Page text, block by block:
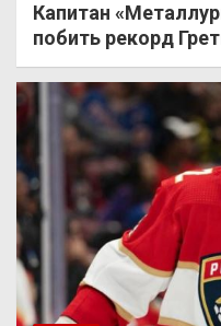
Капитан
побить рекорд